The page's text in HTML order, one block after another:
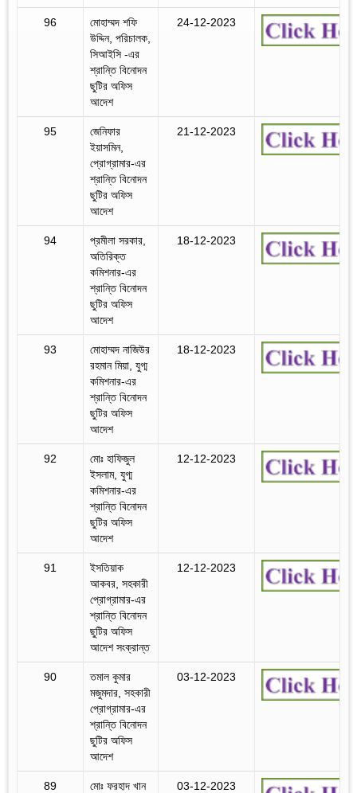
96
মোহাম্মদ শফি
উদ্দিন, পরিচালক,
সিআইসি -এর
শ্রান্তি বিনোদন
ছুটির অফিস
আদেশ
24-12-2023
95
জেনিফার
ইয়াসমিন,
প্রোগ্রামার-এর
শ্রান্তি বিনোদন
ছুটির অফিস
আদেশ
21-12-2023
94
প্রমীলা সরকার,
অতিরিক্ত
কমিশনার-এর
শ্রান্তি বিনোদন
ছুটির অফিস
আদেশ
18-12-2023
93
মোহাম্মদ নাজিউর
রহমান মিয়া, যুগ্ম
কমিশনার-এর
শ্রান্তি বিনোদন
ছুটির অফিস
আদেশ
18-12-2023
92
মোঃ হাফিজুল
ইসলাম, যুগ্ম
কমিশনার-এর
শ্রান্তি বিনোদন
ছুটির অফিস
আদেশ
12-12-2023
91
ইসতিয়াক
আকবর, সহকারী
প্রোগ্রামার-এর
শ্রান্তি বিনোদন
ছুটির অফিস
আদেশ সংক্রান্ত
12-12-2023
90
তমাল কুমার
মজুমদার, সহকারী
প্রোগ্রামার-এর
শ্রান্তি বিনোদন
ছুটির অফিস
আদেশ
03-12-2023
89
মোঃ ফরহাদ খান
03-12-2023